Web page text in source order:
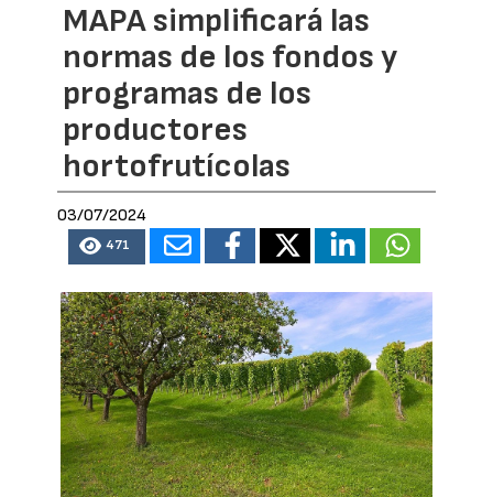
MAPA simplificará las
normas de los fondos y
programas de los
productores
hortofrutícolas
03/07/2024
471